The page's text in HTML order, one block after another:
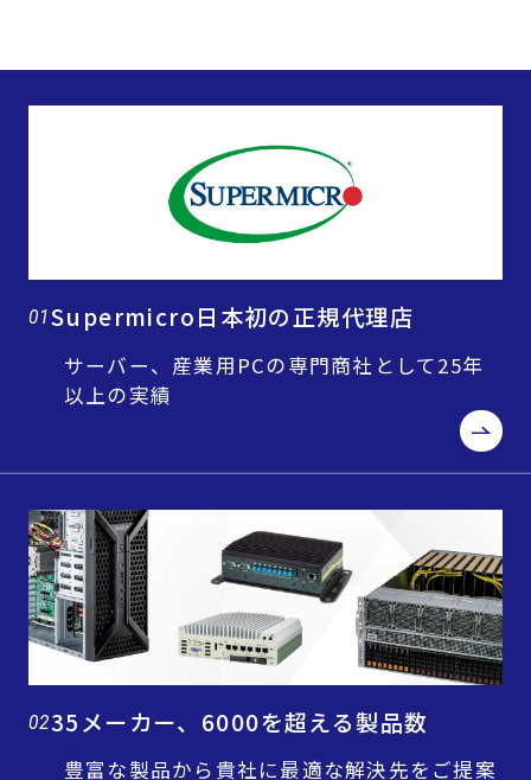
01Supermicro日本初の正規代理店
サーバー、産業用PCの専門商社として25年
以上の実績
0235メーカー、6000を超える製品数
豊富な製品から貴社に最適な解決先をご提案